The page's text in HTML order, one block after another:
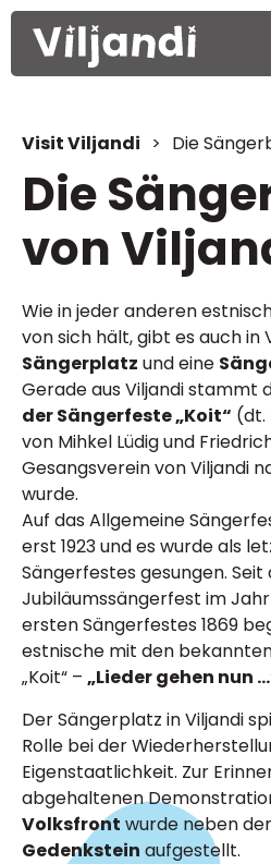
Visit Viljandi > Die
Die
von
Wie in jeder anderen
von sich hält, gibt es auch in
Sängerplatz und eine
Gerade aus Viljandi stammt
der Sängerfeste „Koit“ (dt.
von Mihkel Lüdig und
Gesangsverein von Viljandi
wurde.
Auf das Allgemeine
erst 1923 und es wurde als
Sängerfestes gesungen. Seit
Jubiläumssängerfest im Jahr
ersten Sängerfestes 1869
estnische mit den
„Koit“ – „Lieder gehen nun
Der Sängerplatz in Viljandi
Rolle bei der
Eigenstaatlichkeit. Zur
abgehaltenen
Volksfront wurde neben
Gedenkstein aufgestellt.